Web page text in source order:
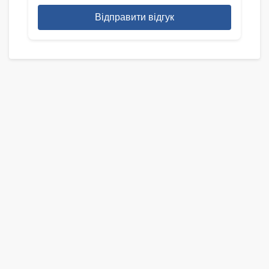
Відправити відгук